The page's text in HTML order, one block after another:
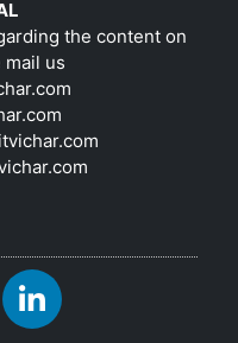
the content on
us